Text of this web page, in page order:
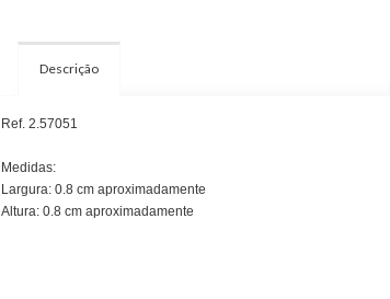
Descrição
Ref. 2.57051
Medidas:
Largura: 0.8 cm aproximadamente
Altura: 0.8 cm aproximadamente